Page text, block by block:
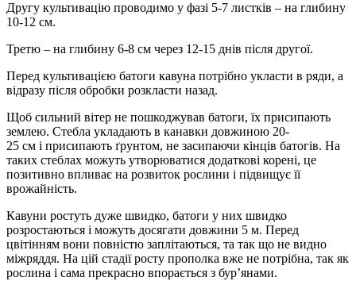
Другу культивацію проводимо у фазі 5-7 листків – на глибину
10-12 см.
Третю – на глибину 6-8 см через 12-15 днів після другої.
Перед культивацією батоги кавуна потрібно укласти в ряди, а
відразу після обробки розкласти назад.
Щоб сильний вітер не пошкоджував батоги, їх присипають
землею. Стебла укладають в канавки довжиною 20-
25 см і присипають ґрунтом, не засипаючи кінців батогів. На
таких стеблах можуть утворюватися додаткові корені, це
позитивно впливає на розвиток рослини і підвищує її
врожайність.
Кавуни ростуть дуже швидко, батоги у них швидко
розростаються і можуть досягати довжини 5 м. Перед
цвітінням вони повністю заплітаються, та так що не видно
міжряддя. На цій стадії росту прополка вже не потрібна, так як
рослина і сама прекрасно впорається з бур’янами.